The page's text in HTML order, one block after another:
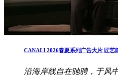
CANALI 2026春夏系列广告大片 匠艺
沿海岸线自在驰骋，于风